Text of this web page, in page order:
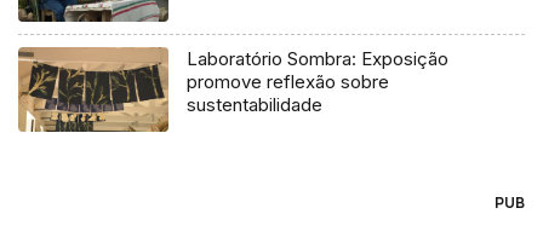
Laboratório Sombra: Exposição
promove reflexão sobre
sustentabilidade
PUB